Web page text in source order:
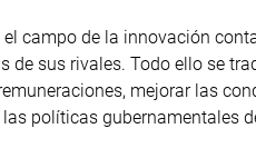
campo de la innovación
sus rivales. Todo ello se
mejorar las
políticas gubernamentales